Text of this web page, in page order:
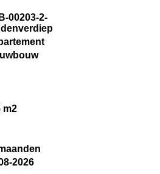
00203-2-
m2
2026